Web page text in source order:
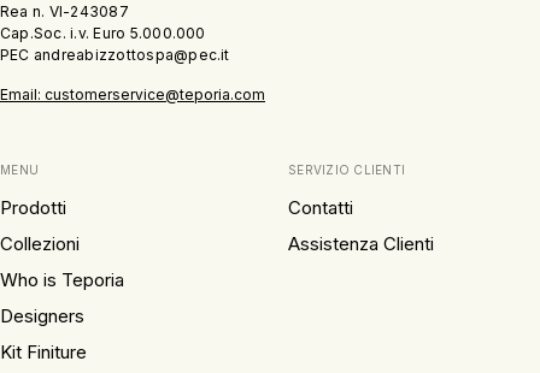
Rea n. VI-243087
Cap.Soc. i.v. Euro 5.000.000
PEC andreabizzottospa@pec.it
Email: customerservice@teporia.com
MENU
Prodotti
Collezioni
Who is Teporia
Designers
Kit Finiture
SERVIZIO CLIENTI
Contatti
Assistenza Clienti